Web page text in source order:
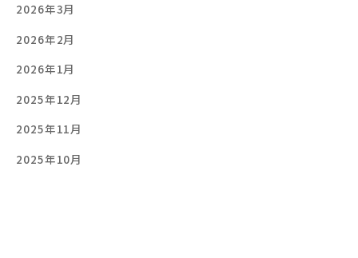
2026年3月
2026年2月
2026年1月
2025年12月
2025年11月
2025年10月